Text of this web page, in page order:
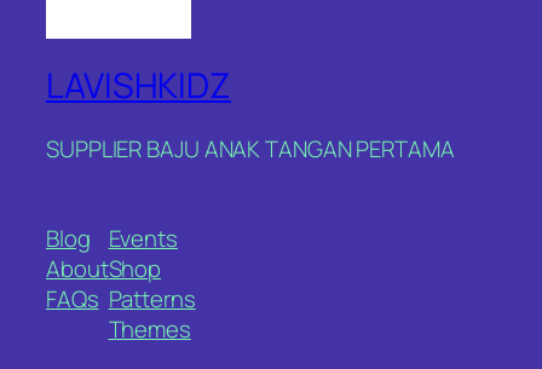
LAVISHKIDZ
SUPPLIER BAJU ANAK TANGAN PERTAMA
Blog
About
FAQs
Events
Shop
Patterns
Themes